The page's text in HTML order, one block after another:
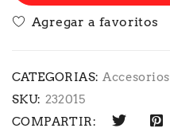
CATEGORIAS: Accesorios
SKU: 232015
COMPARTIR: